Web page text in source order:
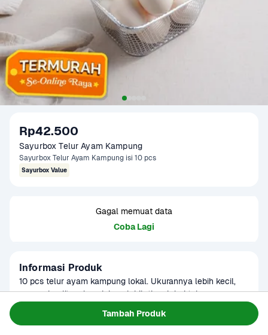
Tambah Produk
Rp42.500
Sayurbox Telur Ayam Kampung
Sayurbox Telur Ayam Kampung isi 10 pcs
Sayurbox Value
Gagal memuat data
Coba Lagi
Informasi Produk
10 pcs telur ayam kampung lokal. Ukurannya lebih kecil,
namun kualitas dan gizinya lebih tinggi dari telur ayam
Protein